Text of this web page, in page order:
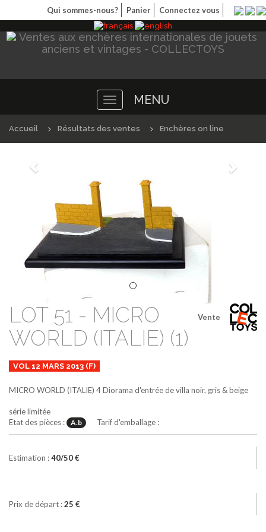
Qui sommes-nous? Panier Connectez vous
Toggle
navigation
MENU
Accueil Résultats des ventes Enchères on line
Précédént
Vente
LOT 51 - MICRO
WORLD (ITALIE) (1)
VOL 12 MARS 2013 (F)
MICRO WORLD (ITALIE) 4Diorama d'entrée de villa noir, gris & beige
série limitée
Etat des pièces :
A.b Tarif d'emballage :
Estimation :40/50 €
Prix de départ :25 €